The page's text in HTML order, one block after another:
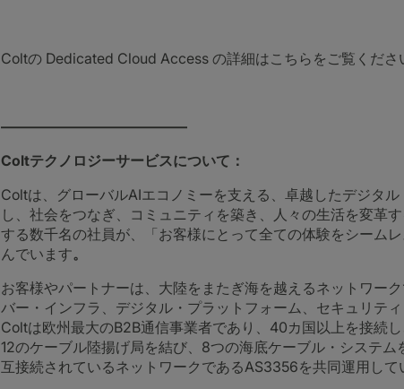
Coltの Dedicated Cloud Access の詳細はこちらをご覧くださ
―――――――――――――
Coltテクノロジーサービスについて：
Coltは、グローバルAIエコノミーを支える、卓越したデジタ
し、社会をつなぎ、コミュニティを築き、人々の生活を変革
する数千名の社員が、「お客様にとって全ての体験をシーム
んでいます。
お客様やパートナーは、大陸をまたぎ海を越えるネットワー
バー・インフラ、デジタル・プラットフォーム、セキュリテ
Coltは欧州最大のB2B通信事業者であり、40カ国以上を接続
12のケーブル陸揚げ局を結び、8つの海底ケーブル・システ
互接続されているネットワークであるAS3356を共同運用して